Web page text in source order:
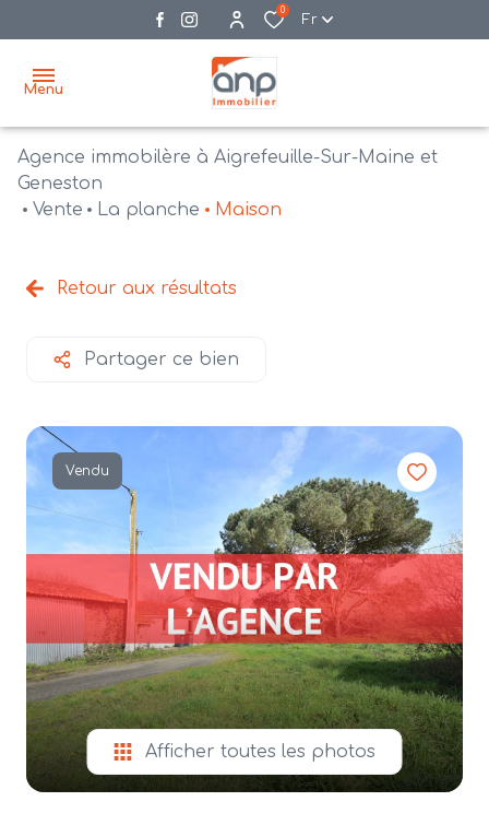
0
Fr
Menu
accueil
vente
agences
estimation
mail
contact
Agence immobilère à Aigrefeuille-Sur-Maine et
Geneston
Vente
La planche Maison
Retour aux résultats
Partager ce bien
Vendu
Afficher toutes les photos